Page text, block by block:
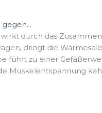
durch das
dringt die
führt zu einer
Muskelentspannung